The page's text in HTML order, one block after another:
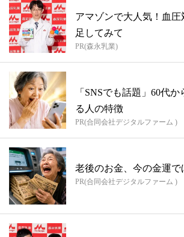
アマゾンで大人気！血圧
足してみて
PR(森永乳業)
「SNSでも話題」60代
る人の特徴
PR(合同会社デジタルファーム )
老後のお金、今の金運で
PR(合同会社デジタルファーム )